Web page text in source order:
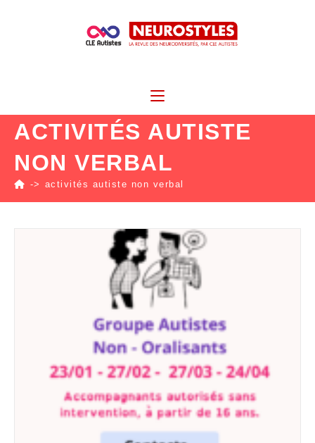
ACTIVITÉS AUTISTE
NON VERBAL
-> activités autiste non verbal